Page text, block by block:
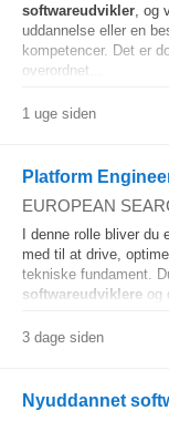
softwareudvikler, og
uddannelse eller en
kompetencer. Det er
overordnet...
1 uge siden
Platform
EUROPEAN
I denne rolle bliver
med til at drive,
tekniske fundament.
softwareudviklere og
3 dage siden
Nyuddannet